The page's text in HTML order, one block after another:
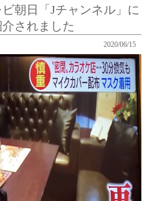
ビ朝日「Jチャンネル」に
されました
2020/06/15